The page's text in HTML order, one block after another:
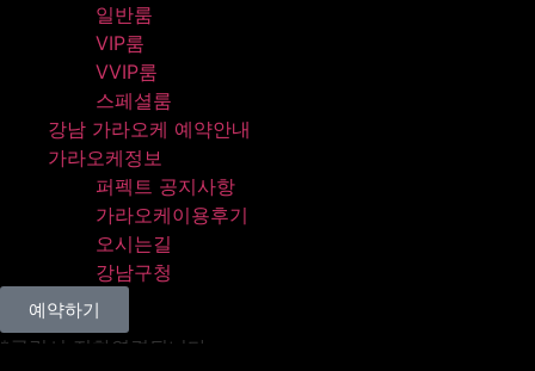
일반룸
VIP룸
VVIP룸
스페셜룸
강남 가라오케 예약안내
가라오케정보
퍼펙트 공지사항
가라오케이용후기
오시는길
강남구청
예약하기
*클릭시 전화연결됩니다.